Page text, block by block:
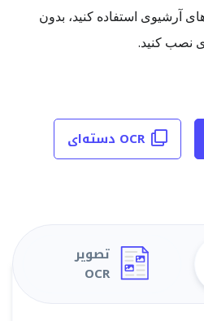
آرشیوی استفاده کنید، بدون
نصب کنید.
OCR دسته‌ای
تصویر
OCR